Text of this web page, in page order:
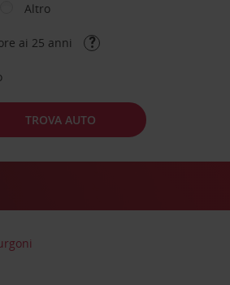
Altro
ai 25 anni
TROVA AUTO